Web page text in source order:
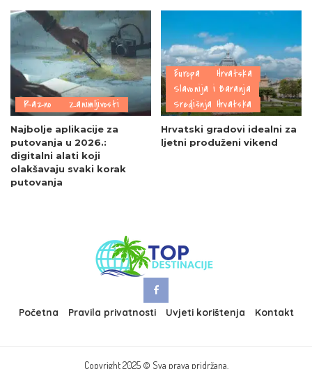
Razno Zanimljivosti
Najbolje aplikacije za
putovanja u 2026.:
digitalni alati koji
olakšavaju svaki korak
putovanja
Europa
Hrvatska
Slavonija i Baranja
Središnja Hrvatska
Hrvatski gradovi idealni za
ljetni produženi vikend
Početna Pravila privatnosti Uvjeti korištenja Kontakt
Copyright 2025 © Sva prava pridržana.